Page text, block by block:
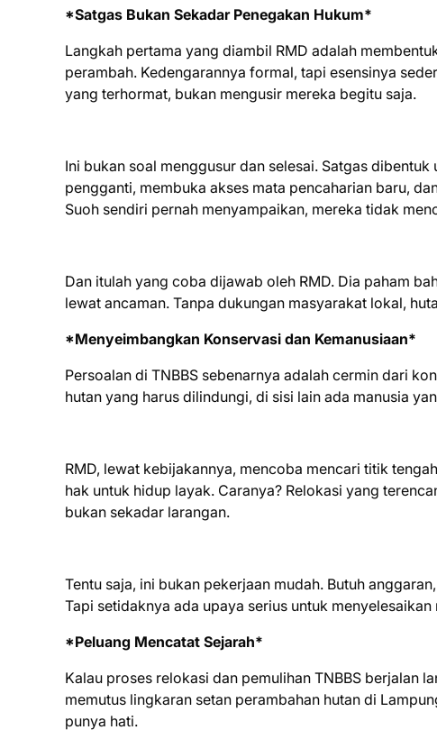
*Satgas Bukan Sekadar Penegakan Hukum*
Langkah pertama yang diambil RMD adalah
perambah. Kedengarannya formal, tapi esensinya
yang terhormat, bukan mengusir mereka begitu saja.
Ini bukan soal menggusur dan selesai. Satgas
pengganti, membuka akses mata pencaharian baru,
Suoh sendiri pernah menyampaikan, mereka tidak
Dan itulah yang coba dijawab oleh RMD. Dia paham
lewat ancaman. Tanpa dukungan masyarakat lokal,
*Menyeimbangkan Konservasi dan Kemanusiaan*
Persoalan di TNBBS sebenarnya adalah cermin dari
hutan yang harus dilindungi, di sisi lain ada manusia
RMD, lewat kebijakannya, mencoba mencari titik
hak untuk hidup layak. Caranya? Relokasi yang
bukan sekadar larangan.
Tentu saja, ini bukan pekerjaan mudah. Butuh
Tapi setidaknya ada upaya serius untuk
*Peluang Mencatat Sejarah*
Kalau proses relokasi dan pemulihan TNBBS berjalan
memutus lingkaran setan perambahan hutan di
punya hati.